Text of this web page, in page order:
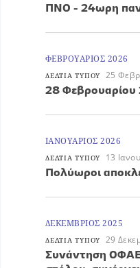
ΠΝΟ - 24ωρη
ΦΕΒΡΟΥΑΡΙΟΣ 2026
ΔΕΛΤΙΑ ΤΥΠΟΥ 25
28
ΙΑΝΟΥΑΡΙΟΣ 2026
ΔΕΛΤΙΑ ΤΥΠΟΥ 13
Πολύωροι
ΔΕΚΕΜΒΡΙΟΣ 2025
ΔΕΛΤΙΑ ΤΥΠΟΥ 29
Συνάντηση